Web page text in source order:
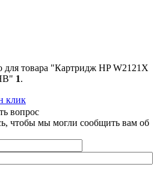
для товара "Картридж HP W2121X
1.
клик
вопрос
чтобы мы могли сообщить вам об